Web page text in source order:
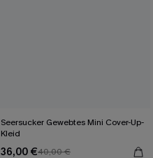
Seersucker Gewebtes Mini Cover-Up-
Kleid
36,00 €40,00 €